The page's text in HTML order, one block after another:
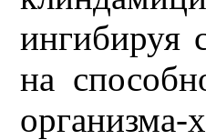
ингибируя
на
организма-